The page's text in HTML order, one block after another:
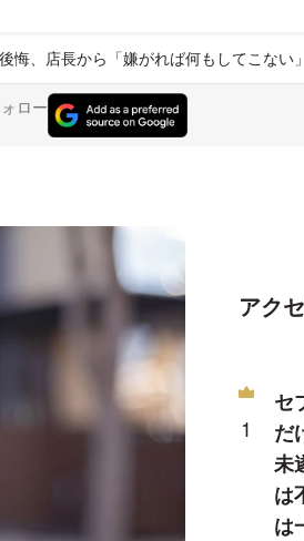
悔、店長から「嫌がれば何もしてこな
ロー
アク
セ
だ
未
は
は